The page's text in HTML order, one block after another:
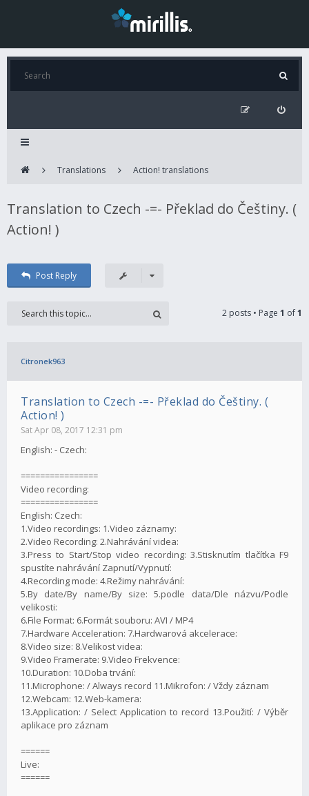
Translations Action! translations
Translation to Czech -=- Překlad do Češtiny. (
Action! )
Post Reply
2 posts • Page 1 of1
Citronek963
Translation to Czech -=- Překlad do Češtiny. (
Action! )
Sat Apr 08, 2017 12:31 pm
English: - Czech:
================
Video recording:
================
English: Czech:
1.Video recordings: 1.Video záznamy:
2.Video Recording: 2.Nahrávání videa:
3.Press to Start/Stop video recording: 3.Stisknutím tlačítka F9
spustíte nahrávání Zapnutí/Vypnutí:
4.Recording mode: 4.Režimy nahrávání:
5.By date/By name/By size: 5.podle data/Dle názvu/Podle
velikosti:
6.File Format: 6.Formát souboru: AVI / MP4
7.Hardware Acceleration: 7.Hardwarová akcelerace:
8.Video size: 8.Velikost videa:
9.Video Framerate: 9.Video Frekvence:
10.Duration: 10.Doba trvání:
11.Microphone: / Always record 11.Mikrofon: / Vždy záznam
12.Webcam: 12.Web-kamera:
13.Application: / Select Application to record 13.Použití: / Výběr
aplikace pro záznam
======
Live:
======